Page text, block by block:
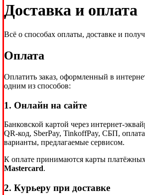
Доставка и оплата
Всё о способах оплаты, доставке и
Оплата
Оплатить заказ, оформленный в
одним из способов:
1. Онлайн на сайте
Банковской картой через интернет-
QR-код, SberPay, TinkoffPay, СБП,
варианты, предлагаемые сервисом.
К оплате принимаются карты
Mastercard.
2. Курьеру при доставке